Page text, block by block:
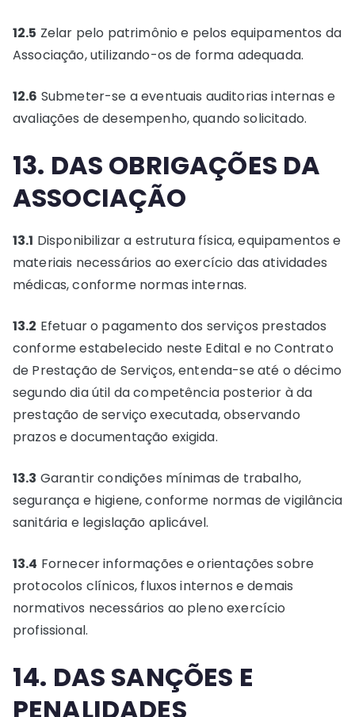
12.5 Zelar pelo patrimônio e pelos equipamentos da
Associação, utilizando-os de forma adequada.
12.6 Submeter-se a eventuais auditorias internas e
avaliações de desempenho, quando solicitado.
13. DAS OBRIGAÇÕES DA
ASSOCIAÇÃO
13.1 Disponibilizar a estrutura física, equipamentos e
materiais necessários ao exercício das atividades
médicas, conforme normas internas.
13.2 Efetuar o pagamento dos serviços prestados
conforme estabelecido neste Edital e no Contrato
de Prestação de Serviços, entenda-se até o décimo
segundo dia útil da competência posterior à da
prestação de serviço executada, observando
prazos e documentação exigida.
13.3 Garantir condições mínimas de trabalho,
segurança e higiene, conforme normas de vigilância
sanitária e legislação aplicável.
13.4 Fornecer informações e orientações sobre
protocolos clínicos, fluxos internos e demais
normativos necessários ao pleno exercício
profissional.
14. DAS SANÇÕES E
PENALIDADES